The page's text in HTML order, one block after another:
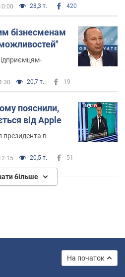
28,3 т. 420
бізнесменам
20,7 т. 19
пояснили,
від Apple
президента в
20,5 т. 51
більше
На початок